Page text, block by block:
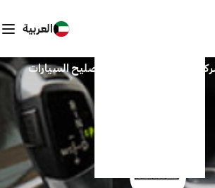
العربية
شركة كراج اكسيسف باور لتصليح السيارات